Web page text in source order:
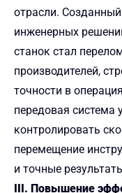
отрасли.
инженерных
станок стал
производителей,
точности в
передовая система
контролировать
перемещение
и точные
III. Повышение